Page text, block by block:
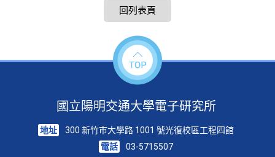
回列表頁
國立陽明交通大學電子研究所
地址
300 新竹市大學路 1001 號光復校區工程四館
電話
03-5715507